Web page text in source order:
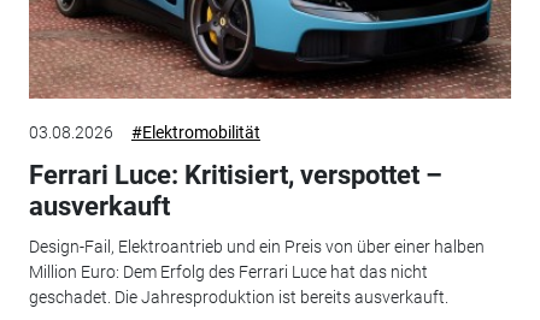
03.08.2026 #Elektromobilität
Ferrari Luce: Kritisiert, verspottet –
ausverkauft
Design-Fail, Elektroantrieb und ein Preis von über einer halben
Million Euro: Dem Erfolg des Ferrari Luce hat das nicht
geschadet. Die Jahresproduktion ist bereits ausverkauft.